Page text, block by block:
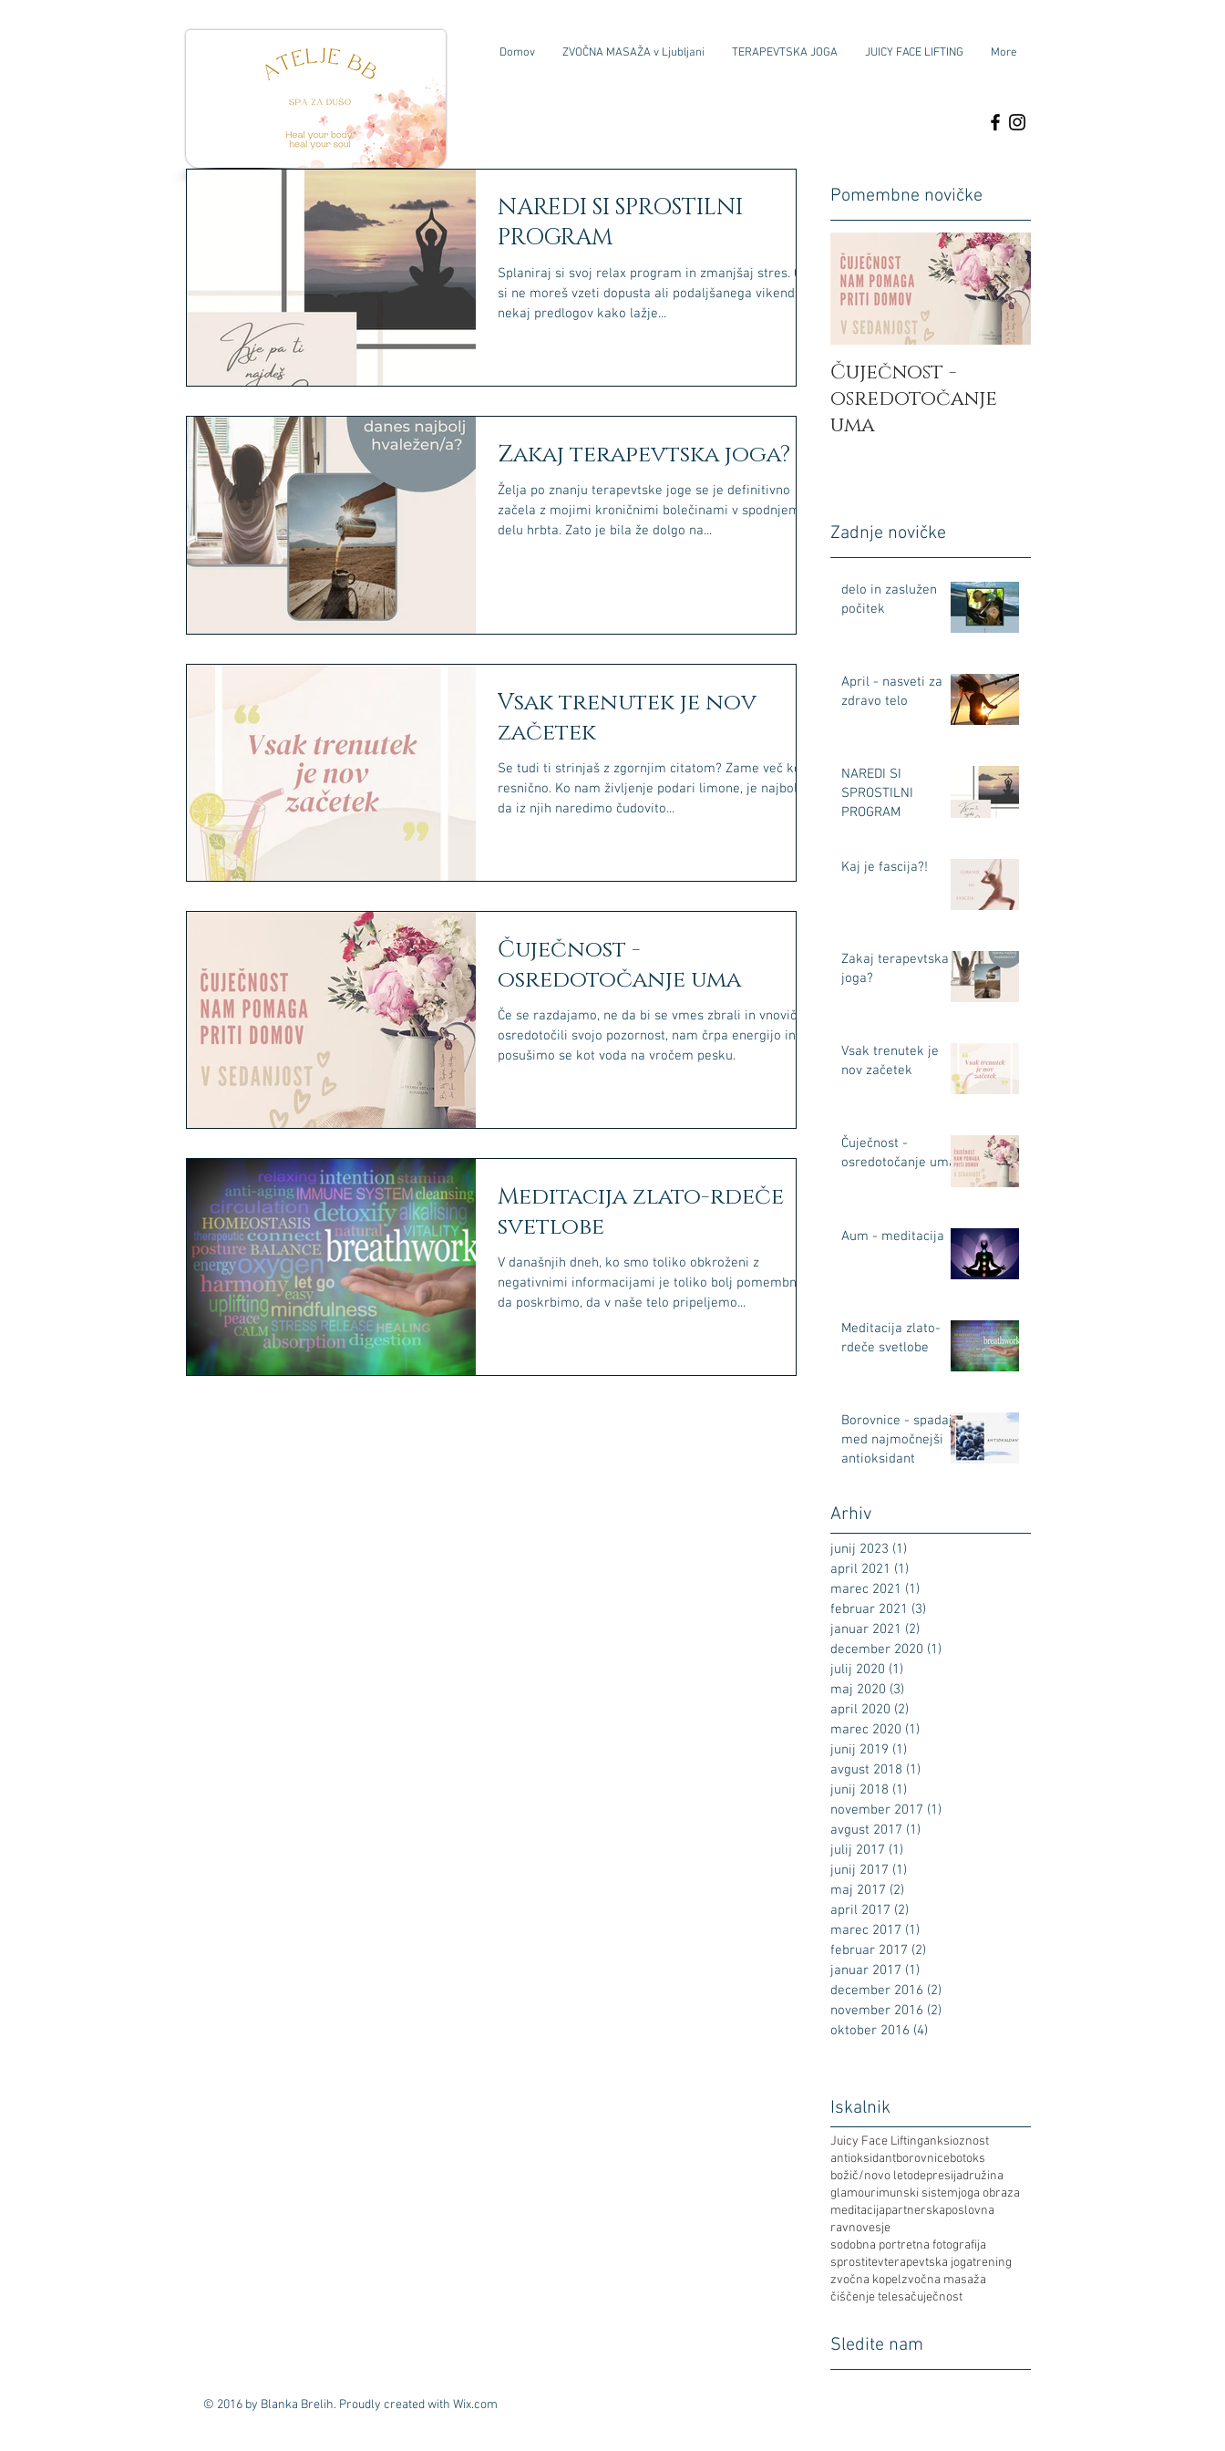
Domov ZVOČNA MASAŽA v Ljubljani TERAPEVTSKA JOGA JUICY FACE LIFTING More
NAREDI SI SPROSTILNI
PROGRAM
Splaniraj si svoj relax program in zmanjšaj stres. Če
si ne moreš vzeti dopusta ali podaljšanega vikenda,
nekaj predlogov kako lažje...
Zakaj terapevtska joga?
Želja po znanju terapevtske joge se je definitivno
začela z mojimi kroničnimi bolečinami v spodnjem
delu hrbta. Zato je bila že dolgo na...
Vsak trenutek je nov
začetek
Se tudi ti strinjaš z zgornjim citatom? Zame več kot
resnično. Ko nam življenje podari limone, je najbolje,
da iz njih naredimo čudovito...
Čuječnost -
osredotočanje uma
Če se razdajamo, ne da bi se vmes zbrali in vnovič
osredotočili svojo pozornost, nam črpa energijo in
posušimo se kot voda na vročem pesku.
Meditacija zlato-rdeče
svetlobe
V današnjih dneh, ko smo toliko obkroženi z
negativnimi informacijami je toliko bolj pomembno,
da poskrbimo, da v naše telo pripeljemo...
Pomembne novičke
Čuječnost -
osredotočanje
uma
Zadnje novičke
delo in zaslužen
počitek
April - nasveti za
zdravo telo
NAREDI SI
SPROSTILNI
PROGRAM
Kaj je fascija?!
Zakaj terapevtska
joga?
Vsak trenutek je
nov začetek
Čuječnost -
osredotočanje uma
Aum - meditacija
Meditacija zlato-
rdeče svetlobe
Borovnice - spadajo
med najmočnejši
antioksidant
Arhiv
junij 2023 (1)
april 2021 (1)
marec 2021 (1)
februar 2021 (3)
januar 2021 (2)
december 2020 (1)
julij 2020 (1)
maj 2020 (3)
april 2020 (2)
marec 2020 (1)
junij 2019 (1)
avgust 2018 (1)
junij 2018 (1)
november 2017 (1)
avgust 2017 (1)
julij 2017 (1)
junij 2017 (1)
maj 2017 (2)
april 2017 (2)
marec 2017 (1)
februar 2017 (2)
januar 2017 (1)
december 2016 (2)
november 2016 (2)
oktober 2016 (4)
Iskalnik
Juicy Face Liftinganksioznost
antioksidantborovnicebotoks
božič/novo letodepresijadružina
glamourimunski sistemjoga obraza
meditacijapartnerskaposlovna
ravnovesje
sodobna portretna fotografija
sprostitevterapevtska jogatrening
zvočna kopelzvočna masaža
čiščenje telesačuječnost
Sledite nam
© 2016 by Blanka Brelih. Proudly created with Wix.com